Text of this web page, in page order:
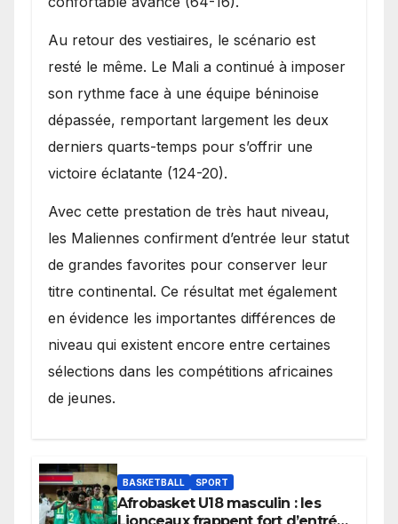
Au retour des vestiaires, le scénario est
resté le même. Le Mali a continué à imposer
son rythme face à une équipe béninoise
dépassée, remportant largement les deux
derniers quarts-temps pour s’offrir une
victoire éclatante (124-20).
Avec cette prestation de très haut niveau,
les Maliennes confirment d’entrée leur statut
de grandes favorites pour conserver leur
titre continental. Ce résultat met également
en évidence les importantes différences de
niveau qui existent encore entre certaines
sélections dans les compétitions africaines
de jeunes.
BASKETBALL SPORT
Afrobasket U18 masculin : les